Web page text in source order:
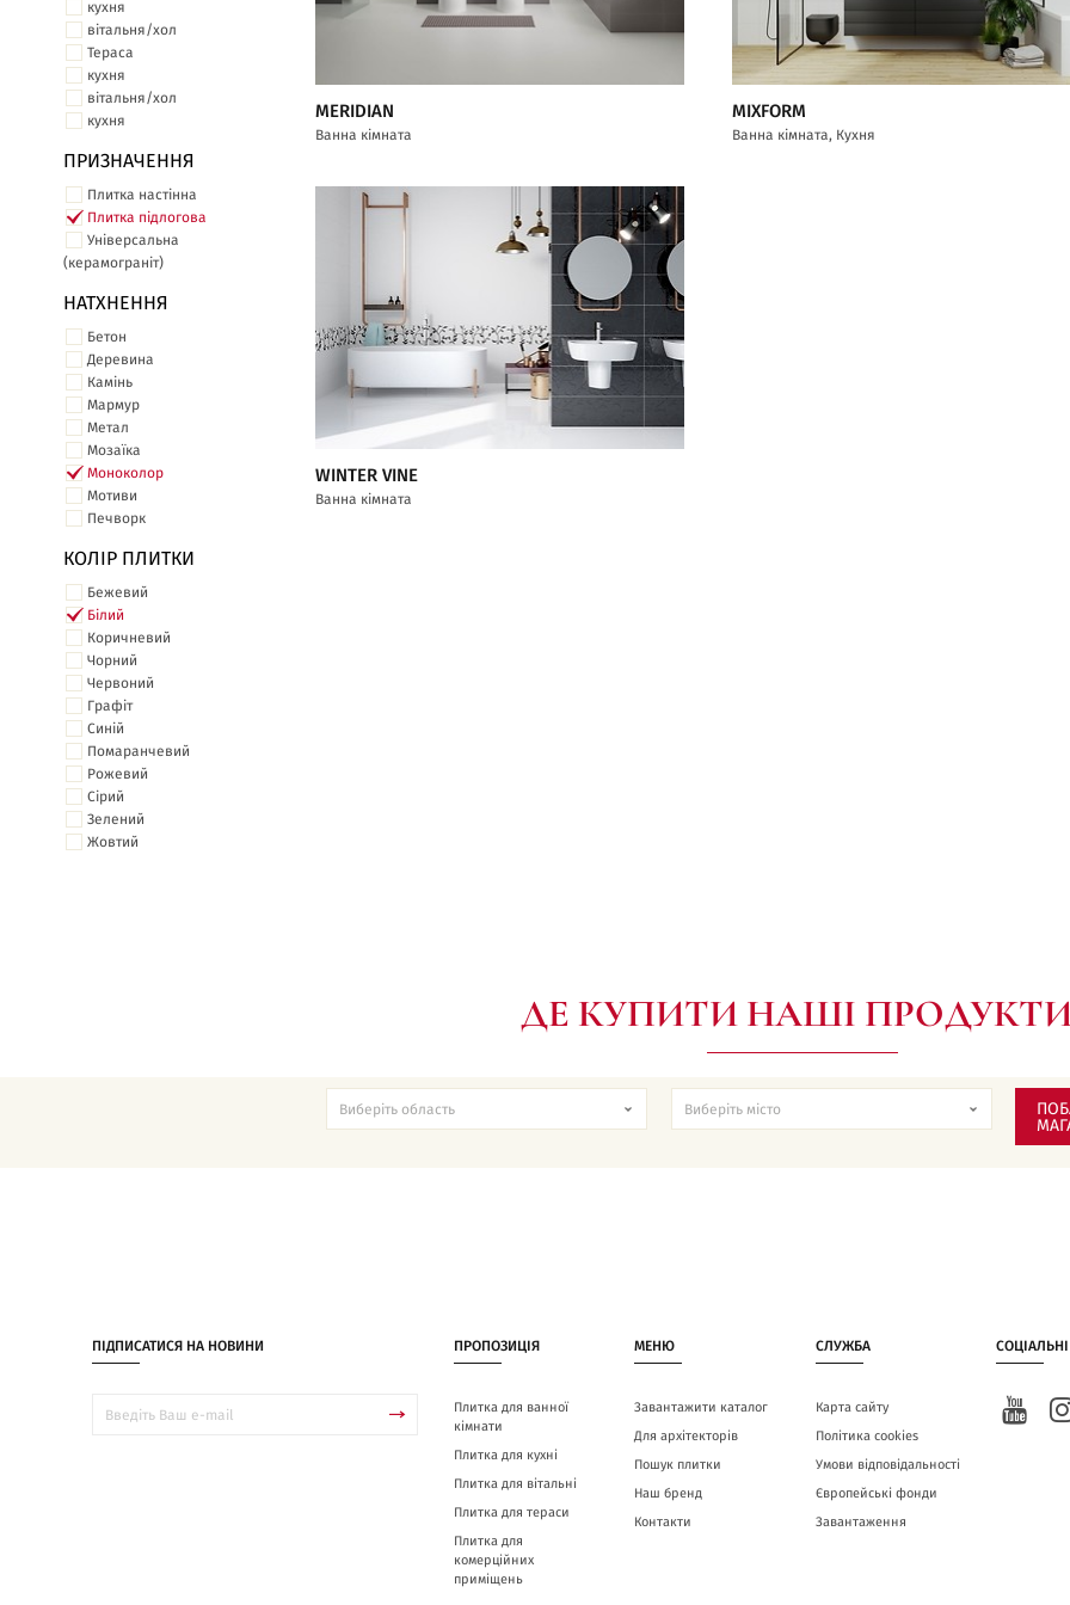
кухня
вітальня/хол
Тераса
кухня
вітальня/хол
кухня
ПРИЗНАЧЕННЯ
Плитка настінна
Плитка підлогова
Універсальна
(керамограніт)
НАТХНЕННЯ
Бетон
Деревина
Камінь
Мармур
Метал
Мозаїка
Моноколор
Мотиви
Печворк
КОЛІР ПЛИТКИ
Бежевий
Білий
Коричневий
Чорний
Червоний
Графіт
Синій
Помаранчевий
Рожевий
Сірий
Зелений
Жовтий
MERIDIAN
Ванна кімната
MIXFORM
Ванна кімната, Кухня
WINTER VINE
Ванна кімната
ДЕ КУПИТИ НАШІ
ПІДПИСАТИСЯ НА НОВИНИ ПРОПОЗИЦІЯ
Плитка для ванної
кімнати
Плитка для кухні
Плитка для вітальні
Плитка для тераси
Плитка для
комерційних
приміщень
МЕНЮ
Завантажити каталог
Для архітекторів
Пошук плитки
Наш бренд
Контакти
СЛУЖБА
Карта сайту
Політика cookies
Умови відповідальності
Європейські фонди
Завантаження